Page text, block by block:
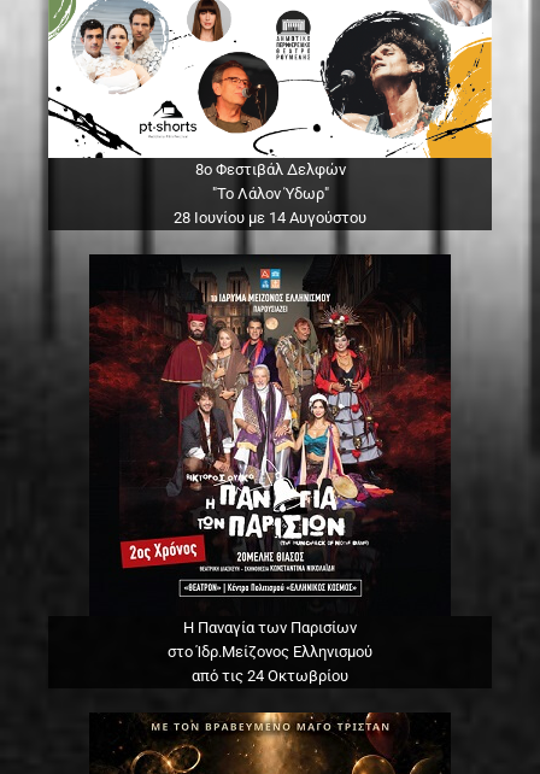
8ο Φεστιβάλ Δελφών
"Το Λάλον Ύδωρ"
28 Ιουνίου με 14 Αυγούστου
Η Παναγία των Παρισίων
στο Ίδρ.Μείζονος Ελληνισμού
από τις 24 Οκτωβρίου